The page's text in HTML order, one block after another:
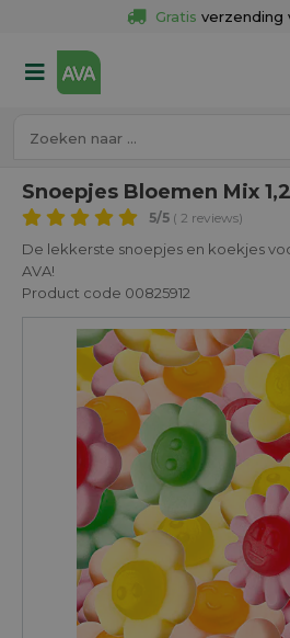
Gratis verzending
50
Snoepjes Bloemen Mix
5/5 ( 2 reviews)
De lekkerste snoepjes en koekjes
AVA!
Product code 00825912